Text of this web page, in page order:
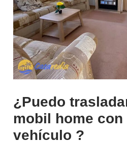
¿Puedo
mobil home
vehículo ?